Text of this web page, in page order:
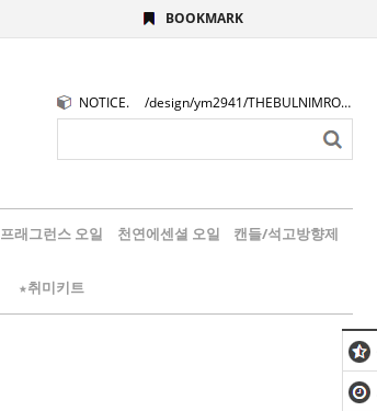
BOOKMARK
NOTICE. /design/ym2941/THEBULNIMROGO.png
프래그런스 오일 천연에센셜 오일 캔들/석고방향제
★취미키트